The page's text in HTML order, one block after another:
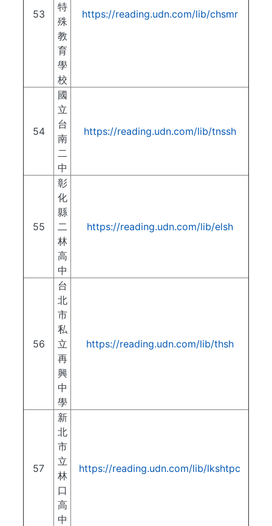
53
特
殊
教
育
學
校
https://reading.udn.com/lib/chsmr
54
國
立
台
南
二
中
https://reading.udn.com/lib/tnssh
55
彰
化
縣
二
林
高
中
https://reading.udn.com/lib/elsh
56
台
北
市
私
立
再
興
中
學
https://reading.udn.com/lib/thsh
57
新
北
市
立
林
口
高
中
https://reading.udn.com/lib/lkshtpc